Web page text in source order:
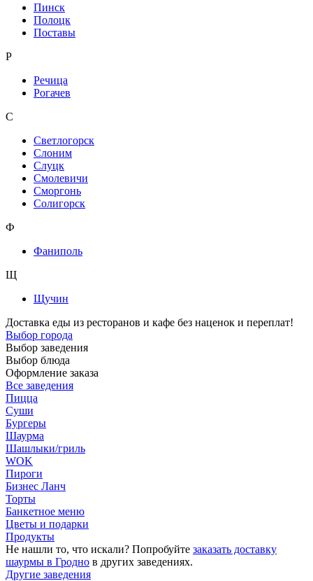
Пинск
Полоцк
Поставы
Р
Речица
Рогачев
С
Светлогорск
Слоним
Слуцк
Смолевичи
Сморгонь
Солигорск
Ф
Фаниполь
Щ
Щучин
Доставка еды из ресторанов и кафе без наценок и переплат!
Выбор города
Выбор заведения
Выбор блюда
Оформление заказа
Все заведения
Пицца
Суши
Бургеры
Шаурма
Шашлыки/гриль
WOK
Пироги
Бизнес Ланч
Торты
Банкетное меню
Цветы и подарки
Продукты
Не нашли то, что искали? Попробуйте заказать доставку
шаурмы в Гродно в других заведениях.
Другие заведения